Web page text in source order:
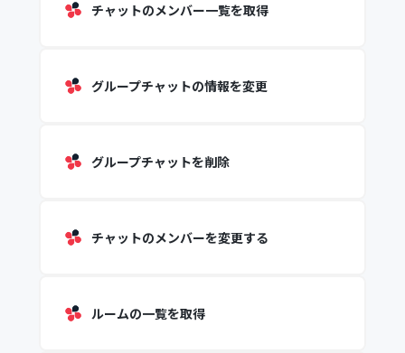
チャットのメンバー一覧を取得
グループチャットの情報を変更
グループチャットを削除
チャットのメンバーを変更する
ルームの一覧を取得